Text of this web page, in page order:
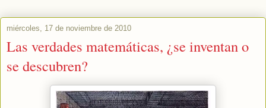
miércoles, 17 de noviembre de 2010
Las verdades matemáticas, ¿se inventan o
se descubren?